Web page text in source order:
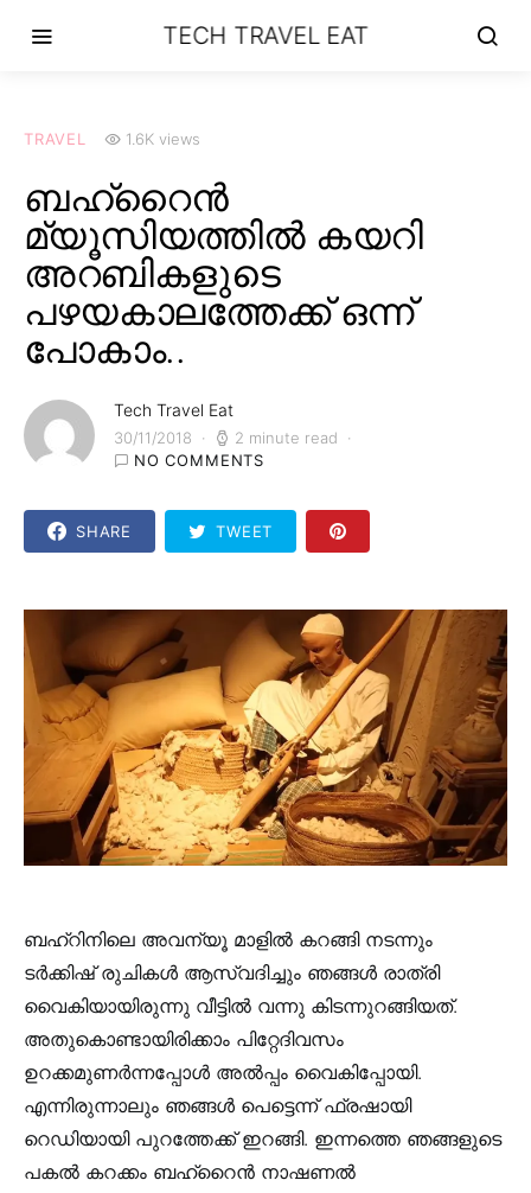
TECH TRAVEL EAT
TRAVEL 1.6K views
ബഹ്‌റൈൻ
മ്യൂസിയത്തിൽ കയറി
അറബികളുടെ
പഴയകാലത്തേക്ക് ഒന്ന്
പോകാം..
Tech Travel Eat
30/11/2018
2 minute read
NO COMMENTS
SHARE TWEET
ബഹ്‌റിനിലെ അവന്യൂ മാളിൽ കറങ്ങി നടന്നും
ടർക്കിഷ് രുചികൾ ആസ്വദിച്ചും ഞങ്ങൾ രാത്രി
വൈകിയായിരുന്നു വീട്ടിൽ വന്നു കിടന്നുറങ്ങിയത്.
അതുകൊണ്ടായിരിക്കാം പിറ്റേദിവസം
ഉറക്കമുണർന്നപ്പോൾ അൽപ്പം വൈകിപ്പോയി.
എന്നിരുന്നാലും ഞങ്ങൾ പെട്ടെന്ന് ഫ്രഷായി
റെഡിയായി പുറത്തേക്ക് ഇറങ്ങി. ഇന്നത്തെ ഞങ്ങളുടെ
പകൽ കറക്കം ബഹ്‌റൈൻ നാഷണൽ